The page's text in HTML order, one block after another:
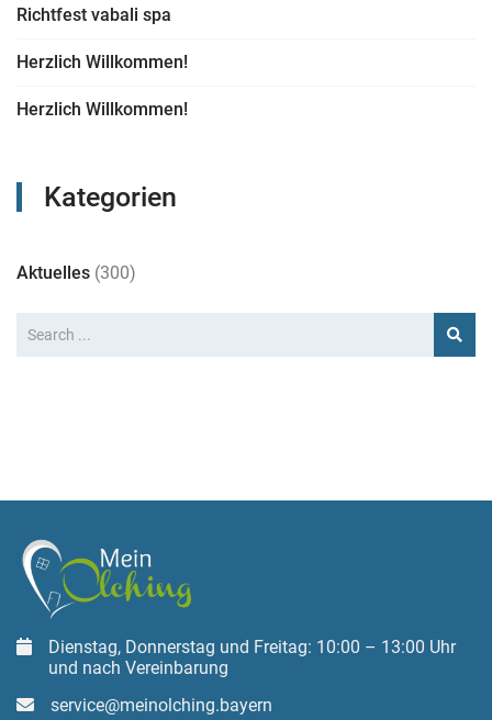
Richtfest vabali spa
Herzlich Willkommen!
Herzlich Willkommen!
Kategorien
Aktuelles (300)
Dienstag, Donnerstag und Freitag: 10:00 – 13:00 Uhr
und nach Vereinbarung
service@meinolching.bayern